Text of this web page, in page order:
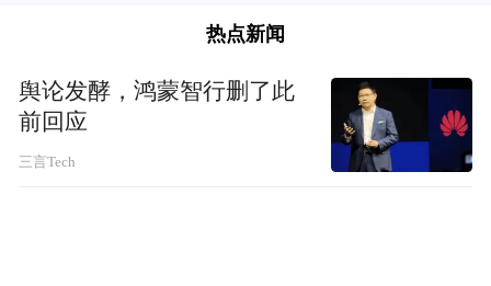
纯平无凸起，红魔 11S Pro + 提供氘锋透明暗
到内部水冷引擎与无线充电模块；红魔 11S
Pro 则有暗夜骑士、银翼战神两款配色，通过
光哑同体、浮雕星轨等工艺提升质感，机身
热点新闻
舆论发酵，鸿蒙智行删了此
前回应
三言Tech